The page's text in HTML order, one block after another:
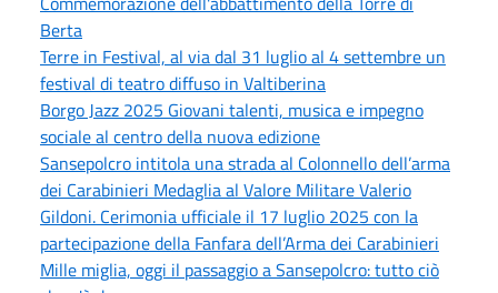
Berta
Terre in Festival, al via dal 31 luglio al 4 settembre un
festival di teatro diffuso in Valtiberina
Borgo Jazz 2025 Giovani talenti, musica e impegno
sociale al centro della nuova edizione
Sansepolcro intitola una strada al Colonnello dell’arma
dei Carabinieri Medaglia al Valore Militare Valerio
Gildoni. Cerimonia ufficiale il 17 luglio 2025 con la
partecipazione della Fanfara dell’Arma dei Carabinieri
Mille miglia, oggi il passaggio a Sansepolcro: tutto ciò